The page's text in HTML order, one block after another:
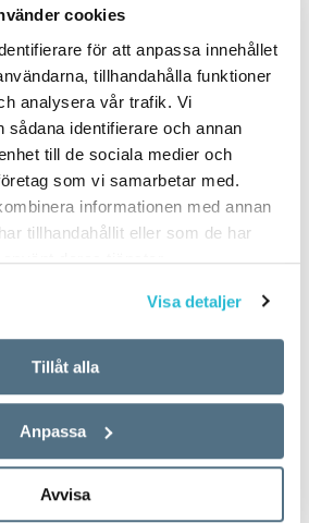
cookies
för att anpassa innehållet
tillhandahålla funktioner
analysera vår trafik. Vi
sådana identifierare och annan
till de sociala medier och
som vi samarbetar med.
informationen med annan
tillhandahållit eller som de har
deras tjänster.
Visa detaljer
Tillåt alla
Anpassa
Avvisa